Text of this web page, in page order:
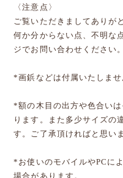
〈注意点〉
ご覧いただきましてありが
何か分からない点、不明な
ジでお問い合わせください。
*画鋲などは付属いたしませ
*額の木目の出方や色合い
ります。また多少サイズの
す。ご了承頂ければと思い
*お使いのモバイルやPCに
場合があります。